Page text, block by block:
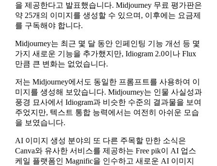
을 제공한다고 발표했습니다. Midjourney 무료 평가판은
약 25개의 이미지를 생성할 수 있으며, 이후에는 요금제
를 구독해야 합니다.
Midjourney는 최근 몇 달 동안 인페인팅 기능 개선 등 몇
가지 새로운 기능을 추가했지만, Idiogram 2.0이나 Flux
만큼 큰 변화는 없었습니다.
저는 Midjourney에서도 동일한 프롬프트를 사용하여 이
미지를 생성해 보았습니다. Midjourney는 인물 사실성과
풍경 묘사에서 Idiogram과 비슷한 수준의 결과물을 보여
주었지만, 텍스트 통합 능력에서는 여전히 아쉬운 모습
을 보였습니다.
AI 이미지 생성 분야의 또 다른 주목할 만한 소식은
Canva와 유사한 서비스를 제공하는 Free pik이 AI 업스
케일 플랫폼인 Magnific을 인수하고 새로운 AI 이미지